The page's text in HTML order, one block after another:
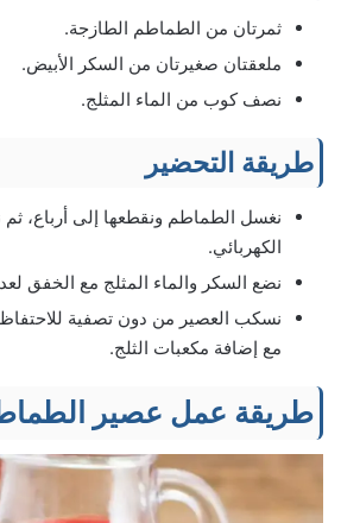
ثمرتان من الطماطم الطازجة.
ملعقتان صغيرتان من السكر الأبيض.
نصف كوب من الماء المثلج.
طريقة التحضير
نغسل الطماطم ونقطعها إلى أرباع، ثم
الكهربائي.
نضع السكر والماء المثلج مع الخفق
نسكب العصير من دون تصفية للاحتفاظ
مع إضافة مكعبات الثلج.
طريقة عمل عصير